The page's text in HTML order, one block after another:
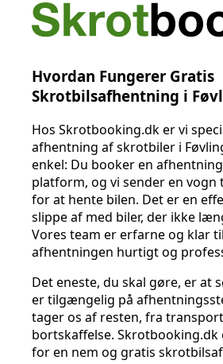
Hvordan Fungerer Gratis
Skrotbilsafhentning i
Hos Skrotbooking.dk er vi
afhentning af skrotbiler i
enkel: Du booker en
platform, og vi sender en vogn
for at hente bilen. Det er en
slippe af med biler, der ikke
Vores team er erfarne og klar
afhentningen hurtigt og
Det eneste, du skal gøre, er at
er tilgængelig på
tager os af resten, fra
bortskaffelse. Skrotbooking.dk
for en nem og gratis